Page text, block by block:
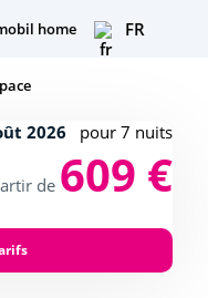
home FR
2026 pour 7 nuits
de 609 €